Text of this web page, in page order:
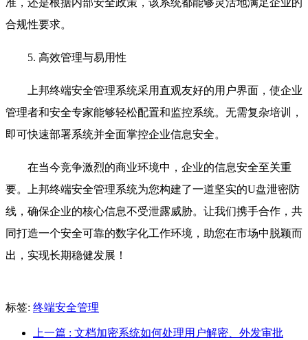
准，还是根据内部安全政策，该系统都能够灵活地满足企业的
合规性要求。
5. 高效管理与易用性
上邦终端安全管理系统采用直观友好的用户界面，使企业
管理者和安全专家能够轻松配置和监控系统。无需复杂培训，
即可快速部署系统并全面掌控企业信息安全。
在当今竞争激烈的商业环境中，企业的信息安全至关重
要。上邦终端安全管理系统为您构建了一道坚实的U盘泄密防
线，确保企业的核心信息不受泄露威胁。让我们携手合作，共
同打造一个安全可靠的数字化工作环境，助您在市场中脱颖而
出，实现长期稳健发展！
标签: 终端安全管理
上一篇 : 文档加密系统如何处理用户解密、外发审批